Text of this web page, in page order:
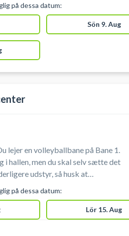
arenaen i Ballerup. Omklædning &
ved din booking af
på dessa datum:
Sön 9. Aug
lejer en volleyballbane på Bane 1.
i hallen, men du skal selv sætte det
på dessa datum:
Lör 15. Aug